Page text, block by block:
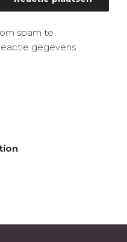
spam te
gegevens